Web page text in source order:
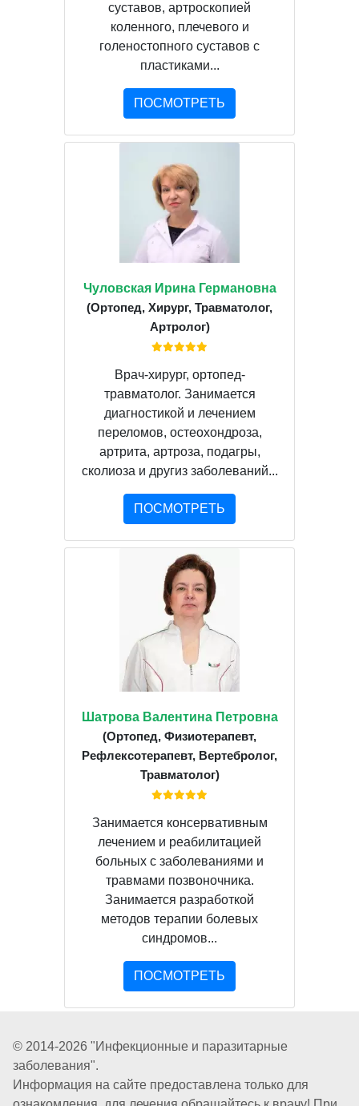
суставов, артроскопией
коленного, плечевого и
голеностопного суставов с
пластиками...
ПОСМОТРЕТЬ
Чуловская Ирина Германовна
(Ортопед, Хирург, Травматолог,
Артролог)
Врач-хирург, ортопед-
травматолог. Занимается
диагностикой и лечением
переломов, остеохондроза,
артрита, артроза, подагры,
сколиоза и другиз заболеваний...
ПОСМОТРЕТЬ
Шатрова Валентина Петровна
(Ортопед, Физиотерапевт,
Рефлексотерапевт, Вертебролог,
Травматолог)
Занимается консервативным
лечением и реабилитацией
больных с заболеваниями и
травмами позвоночника.
Занимается разработкой
методов терапии болевых
синдромов...
ПОСМОТРЕТЬ
© 2014-2026 "Инфекционные и паразитарные
заболевания".
Информация на сайте предоставлена только для